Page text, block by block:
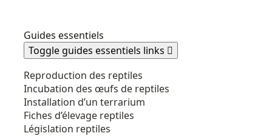
Guides essentiels
Toggle guides essentiels links 
Reproduction des reptiles
Incubation des œufs de reptiles
Installation d’un terrarium
Fiches d’élevage reptiles
Législation reptiles